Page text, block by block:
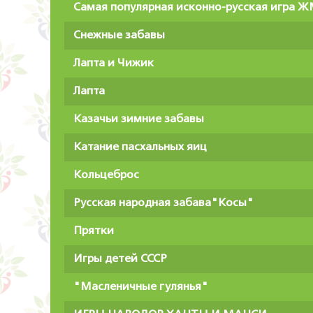
Самая популярная исконно-русская игра
Снежные забавы
Лапта и Чижик
Лапта
Казачьи зимние забавы
Катание пасхальных яиц
Кольцеброс
Русская народная забава"Косы"
Прятки
Игры детей СССР
"Масленичные гулянья"